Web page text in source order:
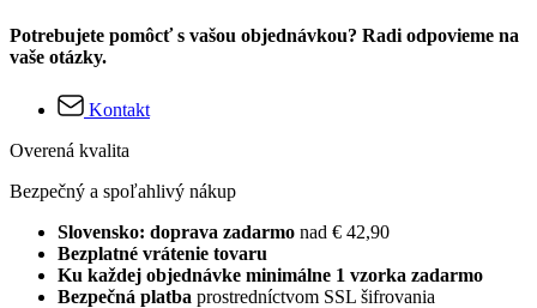
Potrebujete pomôcť s vašou objednávkou? Radi odpovieme na
vaše otázky.
Kontakt
Overená kvalita
Bezpečný a spoľahlivý nákup
Slovensko: doprava zadarmo nad € 42,90
Bezplatné vrátenie tovaru
Ku každej objednávke minimálne 1 vzorka zadarmo
Bezpečná platba prostredníctvom SSL šifrovania